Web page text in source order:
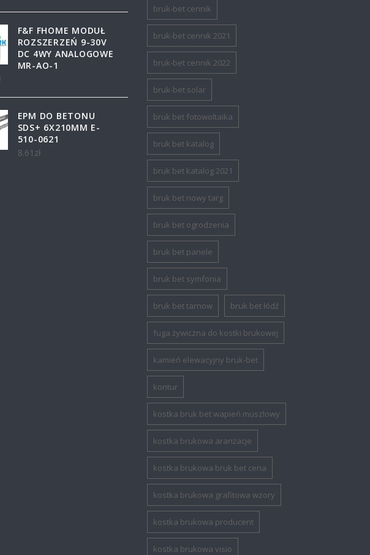
F&F FHOME MODUŁ
ROZSZERZEŃ 9-30V
DC 4WY ANALOGOWE
MR-AO-1
EPM DO BETONU
SDS+ 6X210MM E-
510-0621
8.61 zł
bruk-bet cennik
bruk-bet cennik 2021
bruk-bet cennik 2022
bruk-bet solar
bruk bet fotowoltaika
bruk bet katalog
bruk bet katalog 2021
bruk bet nowy targ
bruk bet ogrodzenia
bruk bet panele
bruk bet symfonia
bruk bet tarnow bruk bet łódź
fuga żywiczna do kostki brukowej
kamień elewacyjny bruk-bet
kontur
kostka bruk bet wapień muszlowy
kostka brukowa aranżacje
kostka brukowa bruk bet cena
kostka brukowa grafitowa wzory
kostka brukowa producent
kostka brukowa visio